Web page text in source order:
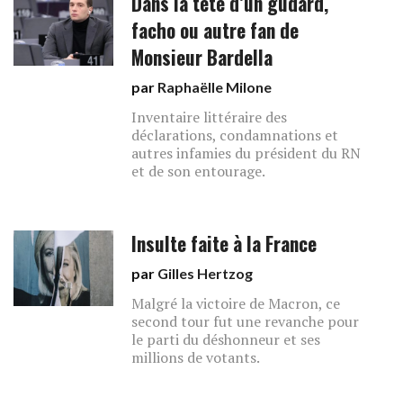
facho ou autre fan de
Monsieur Bardella
par Raphaëlle Milone
Inventaire littéraire des
déclarations, condamnations et
autres infamies du président du RN
et de son entourage.
Insulte faite à la France
par Gilles Hertzog
Malgré la victoire de Macron, ce
second tour fut une revanche pour
le parti du déshonneur et ses
millions de votants.